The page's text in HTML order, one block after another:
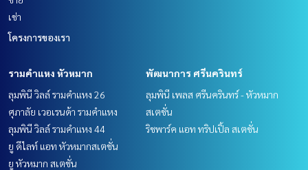
เช่า
โครงการของเรา
รามคำแหง หัวหมาก
ลุมพินี วิลล์ รามคำแหง 26
ศุภาลัย เวอเรนด้า รามคำแหง
ลุมพินี วิลล์ รามคำแหง 44
ยู ดีไลท์ แอท หัวหมากสเตชั่น
ยู หัวหมาก สเตชั่น
พัฒนาการ ศรีนครินทร์
ลุมพินี เพลส ศรีนครินทร์ - หัวหมาก
สเตชั่น
ริชพาร์ค แอท ทริปเปิ้ล สเตชั่น